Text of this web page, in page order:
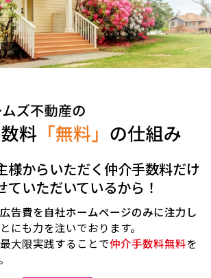
様からいただく仲介手数料だけ
ていただいているから！
広告費を自社ホームページのみに注力し
にも力を注いでおります。
大限実践することで仲介手数料無料を